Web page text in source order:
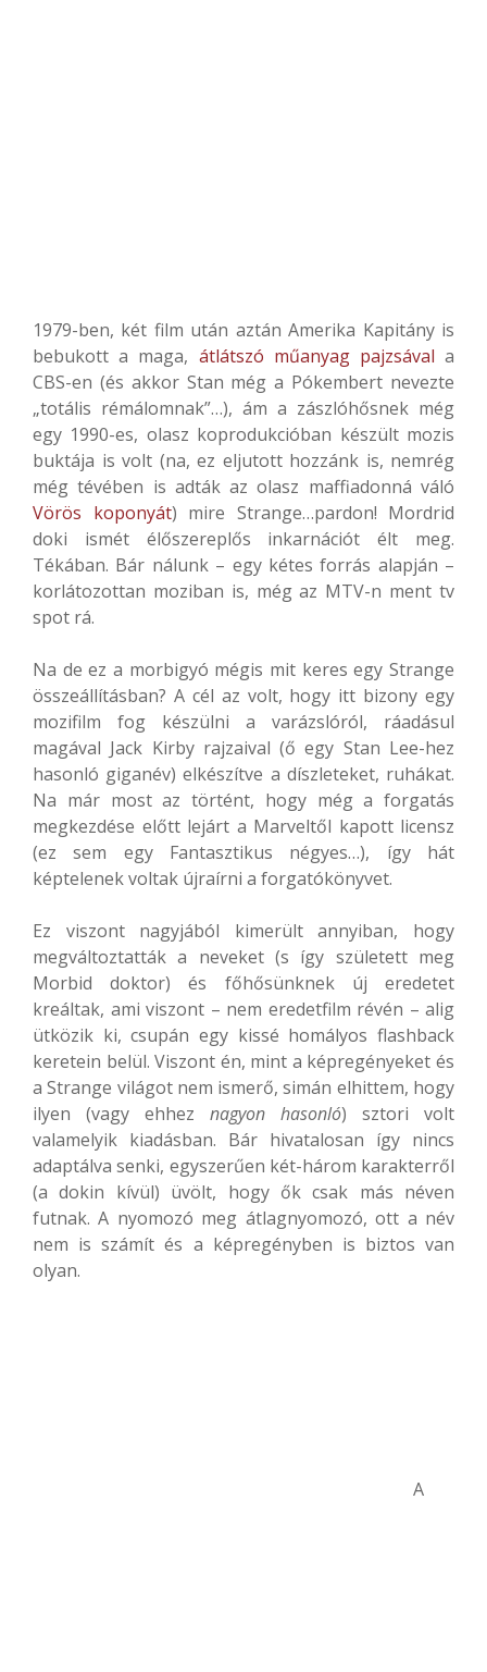
1979-ben, két film után aztán Amerika Kapitány is
bebukott a maga, átlátszó műanyag pajzsával a
CBS-en (és akkor Stan még a Pókembert nevezte
„totális rémálomnak”…), ám a zászlóhősnek még
egy 1990-es, olasz koprodukcióban készült mozis
buktája is volt (na, ez eljutott hozzánk is, nemrég
még tévében is adták az olasz maffiadonná váló
Vörös koponyát) mire Strange…pardon! Mordrid
doki ismét élőszereplős inkarnációt élt meg.
Tékában. Bár nálunk – egy kétes forrás alapján –
korlátozottan moziban is, még az MTV-n ment tv
spot rá.
Na de ez a morbigyó mégis mit keres egy Strange
összeállításban? A cél az volt, hogy itt bizony egy
mozifilm fog készülni a varázslóról, ráadásul
magával Jack Kirby rajzaival (ő egy Stan Lee-hez
hasonló giganév) elkészítve a díszleteket, ruhákat.
Na már most az történt, hogy még a forgatás
megkezdése előtt lejárt a Marveltől kapott licensz
(ez sem egy Fantasztikus négyes…), így hát
képtelenek voltak újraírni a forgatókönyvet.
Ez viszont nagyjából kimerült annyiban, hogy
megváltoztatták a neveket (s így született meg
Morbid doktor) és főhősünknek új eredetet
kreáltak, ami viszont – nem eredetfilm révén – alig
ütközik ki, csupán egy kissé homályos flashback
keretein belül. Viszont én, mint a képregényeket és
a Strange világot nem ismerő, simán elhittem, hogy
ilyen (vagy ehhez nagyon hasonló) sztori volt
valamelyik kiadásban. Bár hivatalosan így nincs
adaptálva senki, egyszerűen két-három karakterről
(a dokin kívül) üvölt, hogy ők csak más néven
futnak. A nyomozó meg átlagnyomozó, ott a név
nem is számít és a képregényben is biztos van
olyan.
A